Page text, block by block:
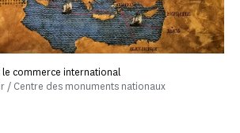
le commerce international
/ Centre des monuments nationaux